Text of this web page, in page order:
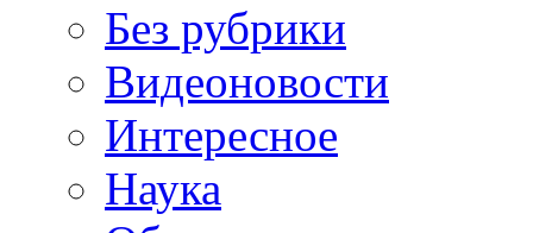
Без рубрики
Видеоновости
Интересное
Наука